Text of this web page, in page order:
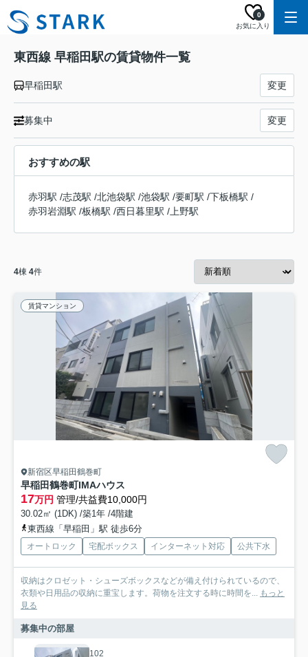
お気に入り
0
東西線 早稲田駅の賃貸物件一覧
早稲田駅 変更
募集中 変更
おすすめの駅
赤羽駅 /志茂駅 /北池袋駅 /池袋駅 /要町駅 /下板橋駅 /
赤羽岩淵駅 /板橋駅 /西日暮里駅 / 上野駅
4棟 4件
賃貸マンション
新宿区早稲田鶴巻町
早稲田鶴巻町IMAハウス
17万円 管理/共益費10,000円
30.02㎡ (1DK) /築1年 /4階建
東西線「早稲田」駅 徒歩6分
オートロック 宅配ボックス インターネット対応 公共下水
収納はクロゼット・シューズボックスなどが備え付けられているので、
衣類や日用品の収納に重宝します。荷物を注文する時に時間を... もっと
見る
募集中の部屋
102